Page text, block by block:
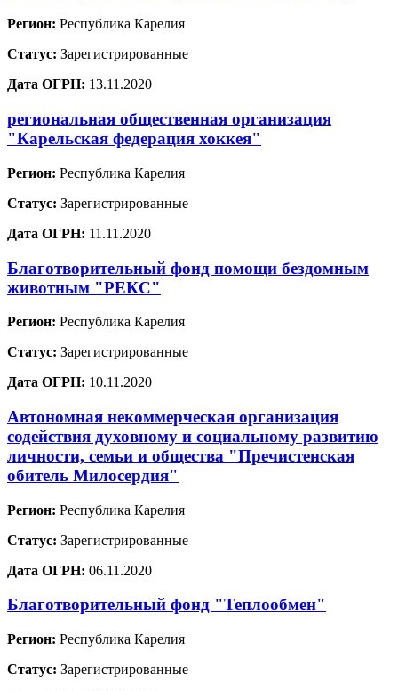
Регион: Республика Карелия
Статус: Зарегистрированные
Дата ОГРН: 13.11.2020
региональная общественная организация
"Карельская федерация хоккея"
Регион: Республика Карелия
Статус: Зарегистрированные
Дата ОГРН: 11.11.2020
Благотворительный фонд помощи бездомным
животным "РЕКС"
Регион: Республика Карелия
Статус: Зарегистрированные
Дата ОГРН: 10.11.2020
Автономная некоммерческая организация
содействия духовному и социальному развитию
личности, семьи и общества "Пречистенская
обитель Милосердия"
Регион: Республика Карелия
Статус: Зарегистрированные
Дата ОГРН: 06.11.2020
Благотворительный фонд "Теплообмен"
Регион: Республика Карелия
Статус: Зарегистрированные